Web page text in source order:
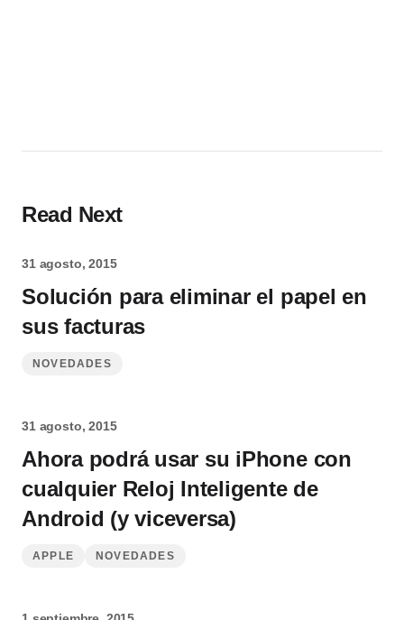
Read Next
31 agosto, 2015
Solución para eliminar el papel en
sus facturas
NOVEDADES
31 agosto, 2015
Ahora podrá usar su iPhone con
cualquier Reloj Inteligente de
Android (y viceversa)
APPLE NOVEDADES